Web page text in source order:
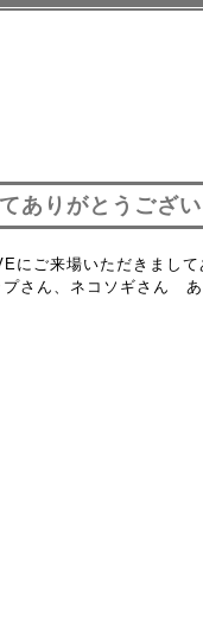
ありがとうござい
ご来場いただきまして
さん、ネコソギさん あ